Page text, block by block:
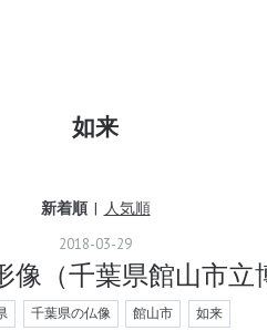
如来
新着順 人気順
2018-03-29
（千葉県館山市立
千葉県の仏像 館山市 如来